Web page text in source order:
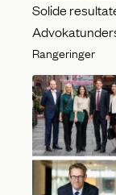
Solide
Rangeringer